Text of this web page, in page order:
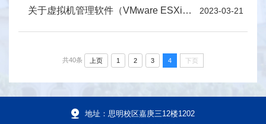
关于虚拟机管理软件（VMware ESXi）存在高危漏洞的风险提示 2023-03-21
共40条 上页 1 2 3 4 下页
地址：思明校区嘉庚三12楼1202